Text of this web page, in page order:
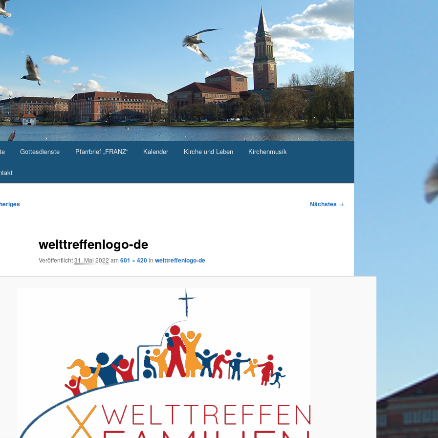
Gottesdienste Pfarrbrief „FRANZ“ Kalender Kirche und Leben Kirchenmusik
Nächstes →
welttreffenlogo-de
Veröffentlicht31. Mai 2022 am601 × 420inwelttreffenlogo-de